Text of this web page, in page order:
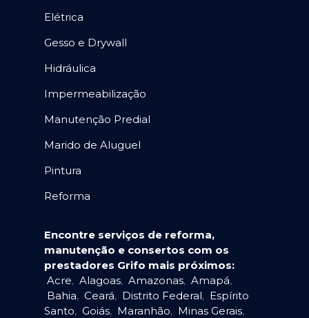
Elétrica
Gesso e Drywall
Hidráulica
Impermeabilização
Manutenção Predial
Marido de Aluguel
Pintura
Reforma
Encontre serviços de reforma,
manutenção e consertos com os
prestadores Grifo mais próximos:
Acre, Alagoas, Amazonas, Amapá,
Bahia, Ceará, Distrito Federal, Espírito
Santo, Goiás, Maranhão, Minas Gerais,